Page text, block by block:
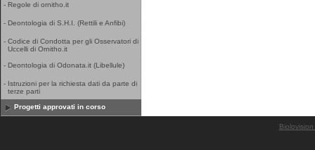
- Regole di ornitho.it
- Deontologia di S.H.I. (Rettili e Anfibi)
- Codice di Condotta per gli Osservatori di
Uccelli di Ornitho.it
- Deontologia di Odonata.it (Libellule)
- Istruzioni per la richiesta dati da parte di
terze parti
Progetti approvati in corso
Biolovision